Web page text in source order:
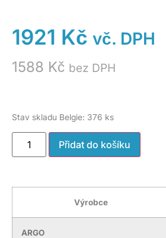
1921 Kč vč. DPH
1588 Kč bez DPH
Stav skladu Belgie: 376 ks
Přidat do košíku
Výrobce
ARGO